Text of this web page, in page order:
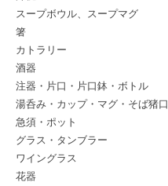
スープボウル、スープマグ
箸
カトラリー
酒器
注器・片口・片口鉢・ボトル
湯呑み・カップ・マグ・そば猪口
急須・ポット
グラス・タンブラー
ワイングラス
花器